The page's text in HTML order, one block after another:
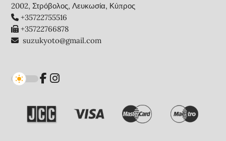
2002, Στρόβολος, Λευκωσία, Κύπρος
+35722755516
+35722766878
suzukyoto@gmail.com